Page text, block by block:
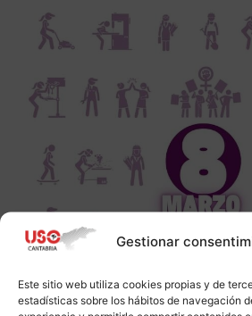
Gestionar
Este sitio web utiliza cookies propias y de
estadísticas sobre los hábitos de navegación